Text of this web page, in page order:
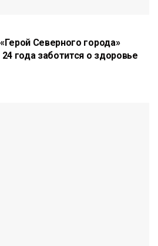
Северного города»
года заботится о здоровье